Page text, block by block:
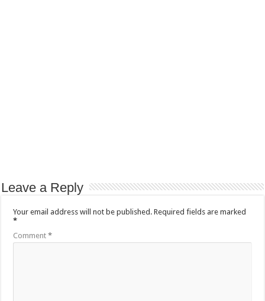
Leave a Reply
Your email address will not be published. Required fields are marked
*
Comment*